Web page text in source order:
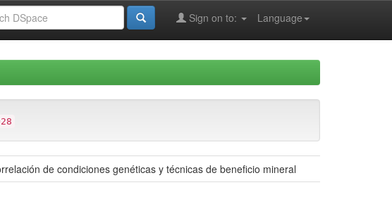
Language
Sign on to:
de condiciones genéticas y técnicas de beneficio mineral